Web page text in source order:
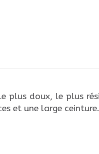
plus doux, le plus
et une large ceinture.